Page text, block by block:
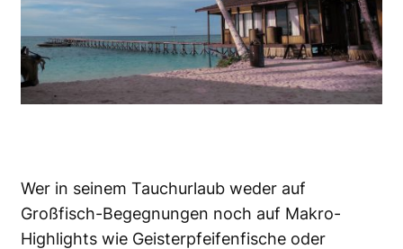
Wer in seinem Tauchurlaub weder auf
Großfisch-Begegnungen noch auf Makro-
Highlights wie Geisterpfeifenfische oder